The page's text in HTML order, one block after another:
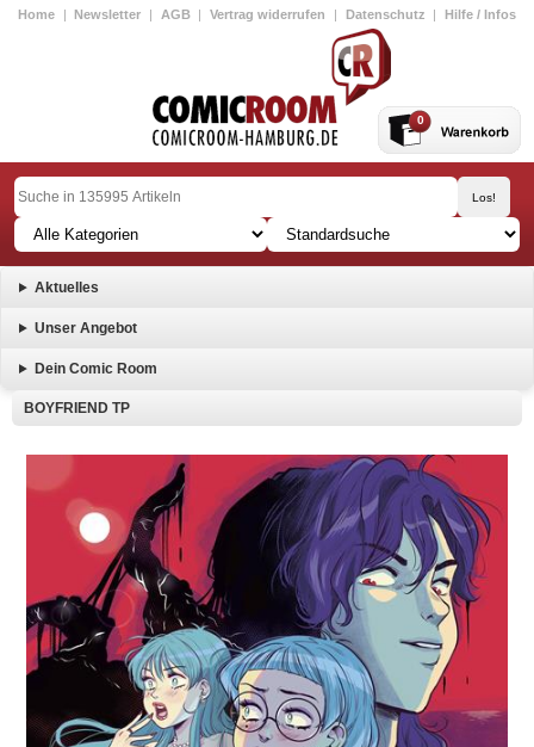
Home | Newsletter | AGB | Vertrag widerrufen | Datenschutz | Hilfe / Infos
0
Aktuelles
Unser Angebot
Dein Comic Room
BOYFRIEND TP